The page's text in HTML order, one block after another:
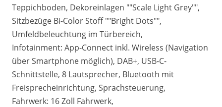
Teppichboden, Dekoreinlagen ""Scale Light Grey"",
Sitzbezüge Bi-Color Stoff ""Bright Dots"",
Umfeldbeleuchtung im Türbereich,
Infotainment: App-Connect inkl. Wireless (Navigation
über Smartphone möglich), DAB+, USB-C-
Schnittstelle, 8 Lautsprecher, Bluetooth mit
Freisprecheinrichtung, Sprachsteuerung,
Fahrwerk: 16 Zoll Fahrwerk,